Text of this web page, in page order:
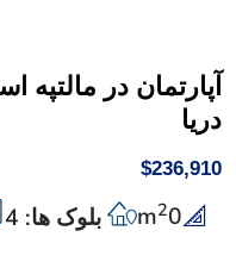
آپارتمان در مالتپه
دریا
$236,910
0
m2 بلوک ها: 4